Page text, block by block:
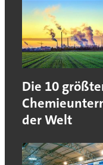
Die 10
der Welt